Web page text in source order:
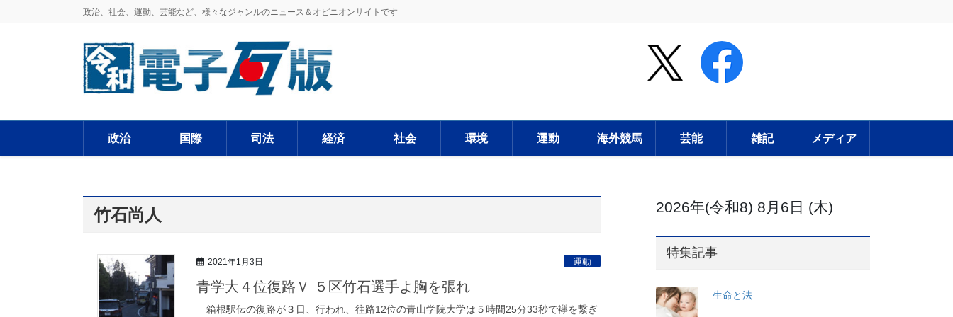
政治、社会、運動、芸能など、様々なジャンルのニュース＆オピニオンサイトです
政治 国際 司法 経済 社会 環境 運動 海外競馬 芸能 雑記 メディア
竹石尚人
2021年1月3日 運動
青学大４位復路Ｖ ５区竹石選手よ胸を張れ
箱根駅伝の復路が３日、行われ、往路12位の青山学院大学は５時間25分33秒で襷を繋ぎ
2026年(令和8) 8月6日 (木)
特集記事
生命と法